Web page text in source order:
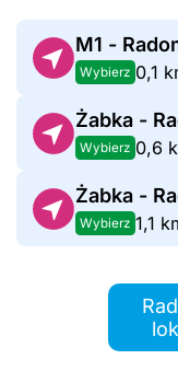
M1 -
Wybierz 0,1
Żabka -
Wybierz 0,6
Żabka -
Wybierz 1,1